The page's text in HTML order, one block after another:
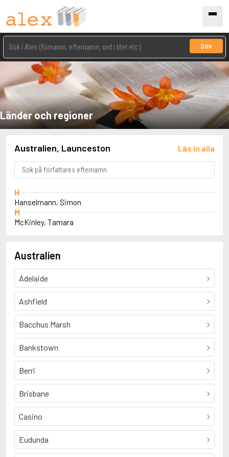
Sök
Länder och regioner
Australien, Launceston Läs in alla
H
Hanselmann, Simon
M
McKinley, Tamara
Australien
Adelaide
Ashfield
Bacchus Marsh
Bankstown
Berri
Brisbane
Casino
Eudunda